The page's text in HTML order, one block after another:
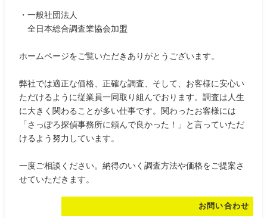
・一般社団法人
全日本総合調査業協会加盟
ホームページをご覧いただきありがとうございます。
弊社では適正な価格、正確な調査、そして、お客様に安心い
ただけるように従業員一同取り組んでおります。調査は人生
に大きく関わることが多い仕事です。関わったお客様には
「さっぽろ探偵事務所に頼んで良かった！」と言っていただ
けるよう努力しています。
一度ご相談ください。納得のいく調査方法や価格をご提案さ
せていただきます。
お問い合わせ